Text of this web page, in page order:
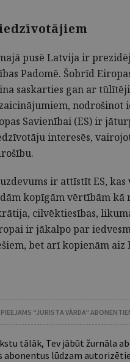
pusē Latvija ir
Padomē. Šobrīd
saskarties gan ar
nodrošinot
Savienībai (ES) ir
interesēs,
ir attīstīt ES, kas
kopīgām vērtībām kā
cilvēktiesības,
ir jākalpo par
bet arī kopienām aiz
“JURISTA VĀRDA”
tālāk, Tev jābūt žurnāla
abonentus lūdzam